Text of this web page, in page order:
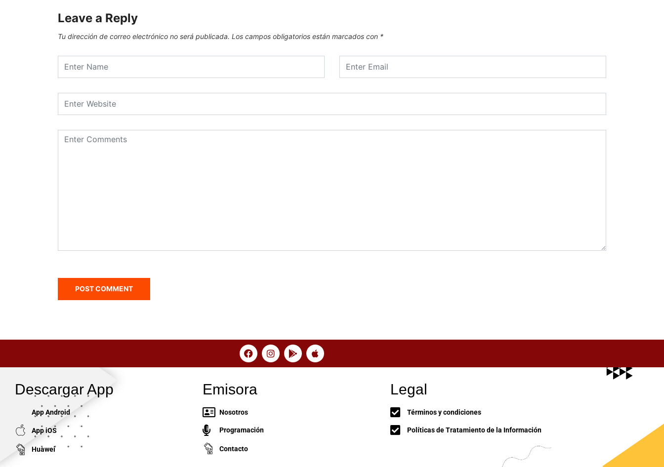
Leave a Reply
Tu dirección de correo electrónico no será publicada. Los campos obligatorios están marcados con *
Descargar App
App Android
App iOS
Huawei
Emisora
Nosotros
Programación
Contacto
Legal
Términos y condiciones
Políticas de Tratamiento de la Información